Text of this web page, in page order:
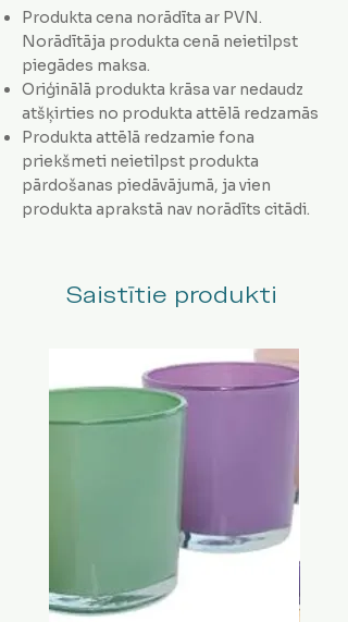
Produkta cena norādīta ar PVN.
Norādītāja produkta cenā neietilpst
piegādes maksa.
Oriģinālā produkta krāsa var nedaudz
atšķirties no produkta attēlā redzamās
Produkta attēlā redzamie fona
priekšmeti neietilpst produkta
pārdošanas piedāvājumā, ja vien
produkta aprakstā nav norādīts citādi.
Saistītie produkti